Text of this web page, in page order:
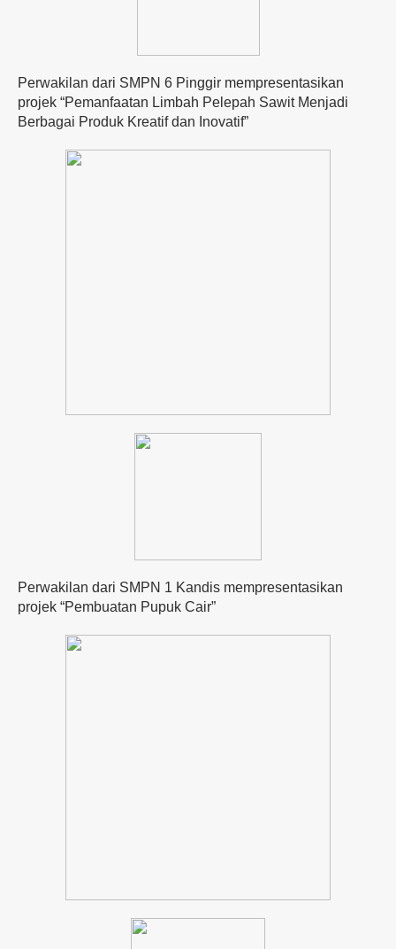
Perwakilan dari SMPN 6 Pinggir mempresentasikan
projek “Pemanfaatan Limbah Pelepah Sawit Menjadi
Berbagai Produk Kreatif dan Inovatif”
Perwakilan dari SMPN 1 Kandis mempresentasikan
projek “Pembuatan Pupuk Cair”